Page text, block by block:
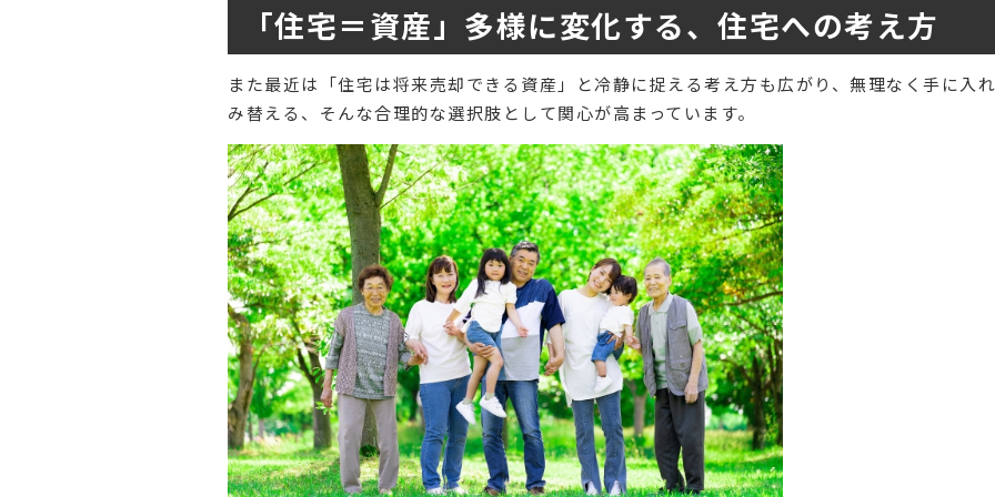
「住宅＝資産」多様に変化する、住宅への考え方
また最近は「住宅は将来売却できる資産」と冷静に捉える考え方も広がり、無理なく手に入
み替える、そんな合理的な選択肢として関心が高まっています。